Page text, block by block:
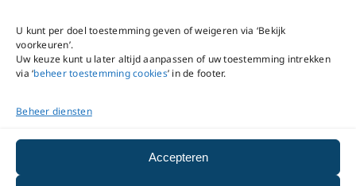
U kunt per doel toestemming geven of weigeren via ‘Bekijk
voorkeuren’.
Uw keuze kunt u later altijd aanpassen of uw toestemming intrekken
via ‘beheer toestemming cookies’ in de footer.
Beheer diensten
Accepteren
VNC Statuten
version
Copyright ©
beheer